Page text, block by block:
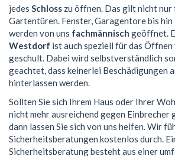
jedes Schloss zu öffnen. Das gilt nicht
Gartentüren. Fenster, Garagentore bis
werden von uns fachmännisch geöffnet.
Westdorf ist auch speziell für das
geschult. Dabei wird selbstverständlich
geachtet, dass keinerlei Beschädigungen
hinterlassen werden.
Sollten Sie sich Ihrem Haus oder Ihrer
nicht mehr ausreichend gegen Einbrecher
dann lassen Sie sich von uns helfen. Wir
Sicherheitsberatungen kostenlos durch.
Sicherheitsberatung besteht aus einer